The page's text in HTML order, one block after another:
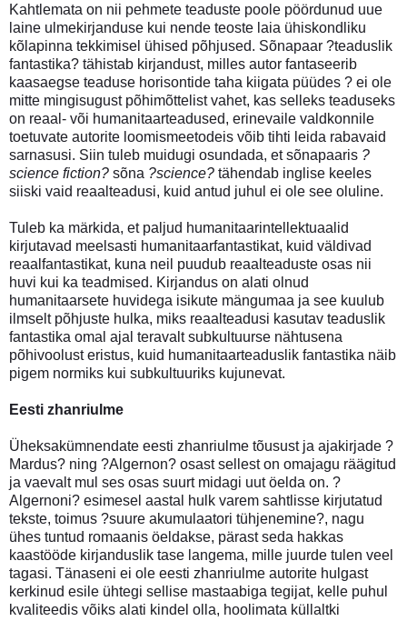
Kahtlemata on nii pehmete teaduste poole pöördunud uue
laine ulmekirjanduse kui nende teoste laia ühiskondliku
kõlapinna tekkimisel ühised põhjused. Sõnapaar ?teaduslik
fantastika? tähistab kirjandust, milles autor fantaseerib
kaasaegse teaduse horisontide taha kiigata püüdes ? ei ole
mitte mingisugust põhimõttelist vahet, kas selleks teaduseks
on reaal- või humanitaarteadused, erinevaile valdkonnile
toetuvate autorite loomismeetodeis võib tihti leida rabavaid
sarnasusi. Siin tuleb muidugi osundada, et sõnapaaris ?
science fiction? sõna ?science? tähendab inglise keeles
siiski vaid reaalteadusi, kuid antud juhul ei ole see oluline.
Tuleb ka märkida, et paljud humanitaarintellektuaalid
kirjutavad meelsasti humanitaarfantastikat, kuid väldivad
reaalfantastikat, kuna neil puudub reaalteaduste osas nii
huvi kui ka teadmised. Kirjandus on alati olnud
humanitaarsete huvidega isikute mängumaa ja see kuulub
ilmselt põhjuste hulka, miks reaalteadusi kasutav teaduslik
fantastika omal ajal teravalt subkultuurse nähtusena
põhivoolust eristus, kuid humanitaarteaduslik fantastika näib
pigem normiks kui subkultuuriks kujunevat.
Eesti zhanriulme
Üheksakümnendate eesti zhanriulme tõusust ja ajakirjade ?
Mardus? ning ?Algernon? osast sellest on omajagu räägitud
ja vaevalt mul ses osas suurt midagi uut öelda on. ?
Algernoni? esimesel aastal hulk varem sahtlisse kirjutatud
tekste, toimus ?suure akumulaatori tühjenemine?, nagu
ühes tuntud romaanis öeldakse, pärast seda hakkas
kaastööde kirjanduslik tase langema, mille juurde tulen veel
tagasi. Tänaseni ei ole eesti zhanriulme autorite hulgast
kerkinud esile ühtegi sellise mastaabiga tegijat, kelle puhul
kvaliteedis võiks alati kindel olla, hoolimata küllaltki